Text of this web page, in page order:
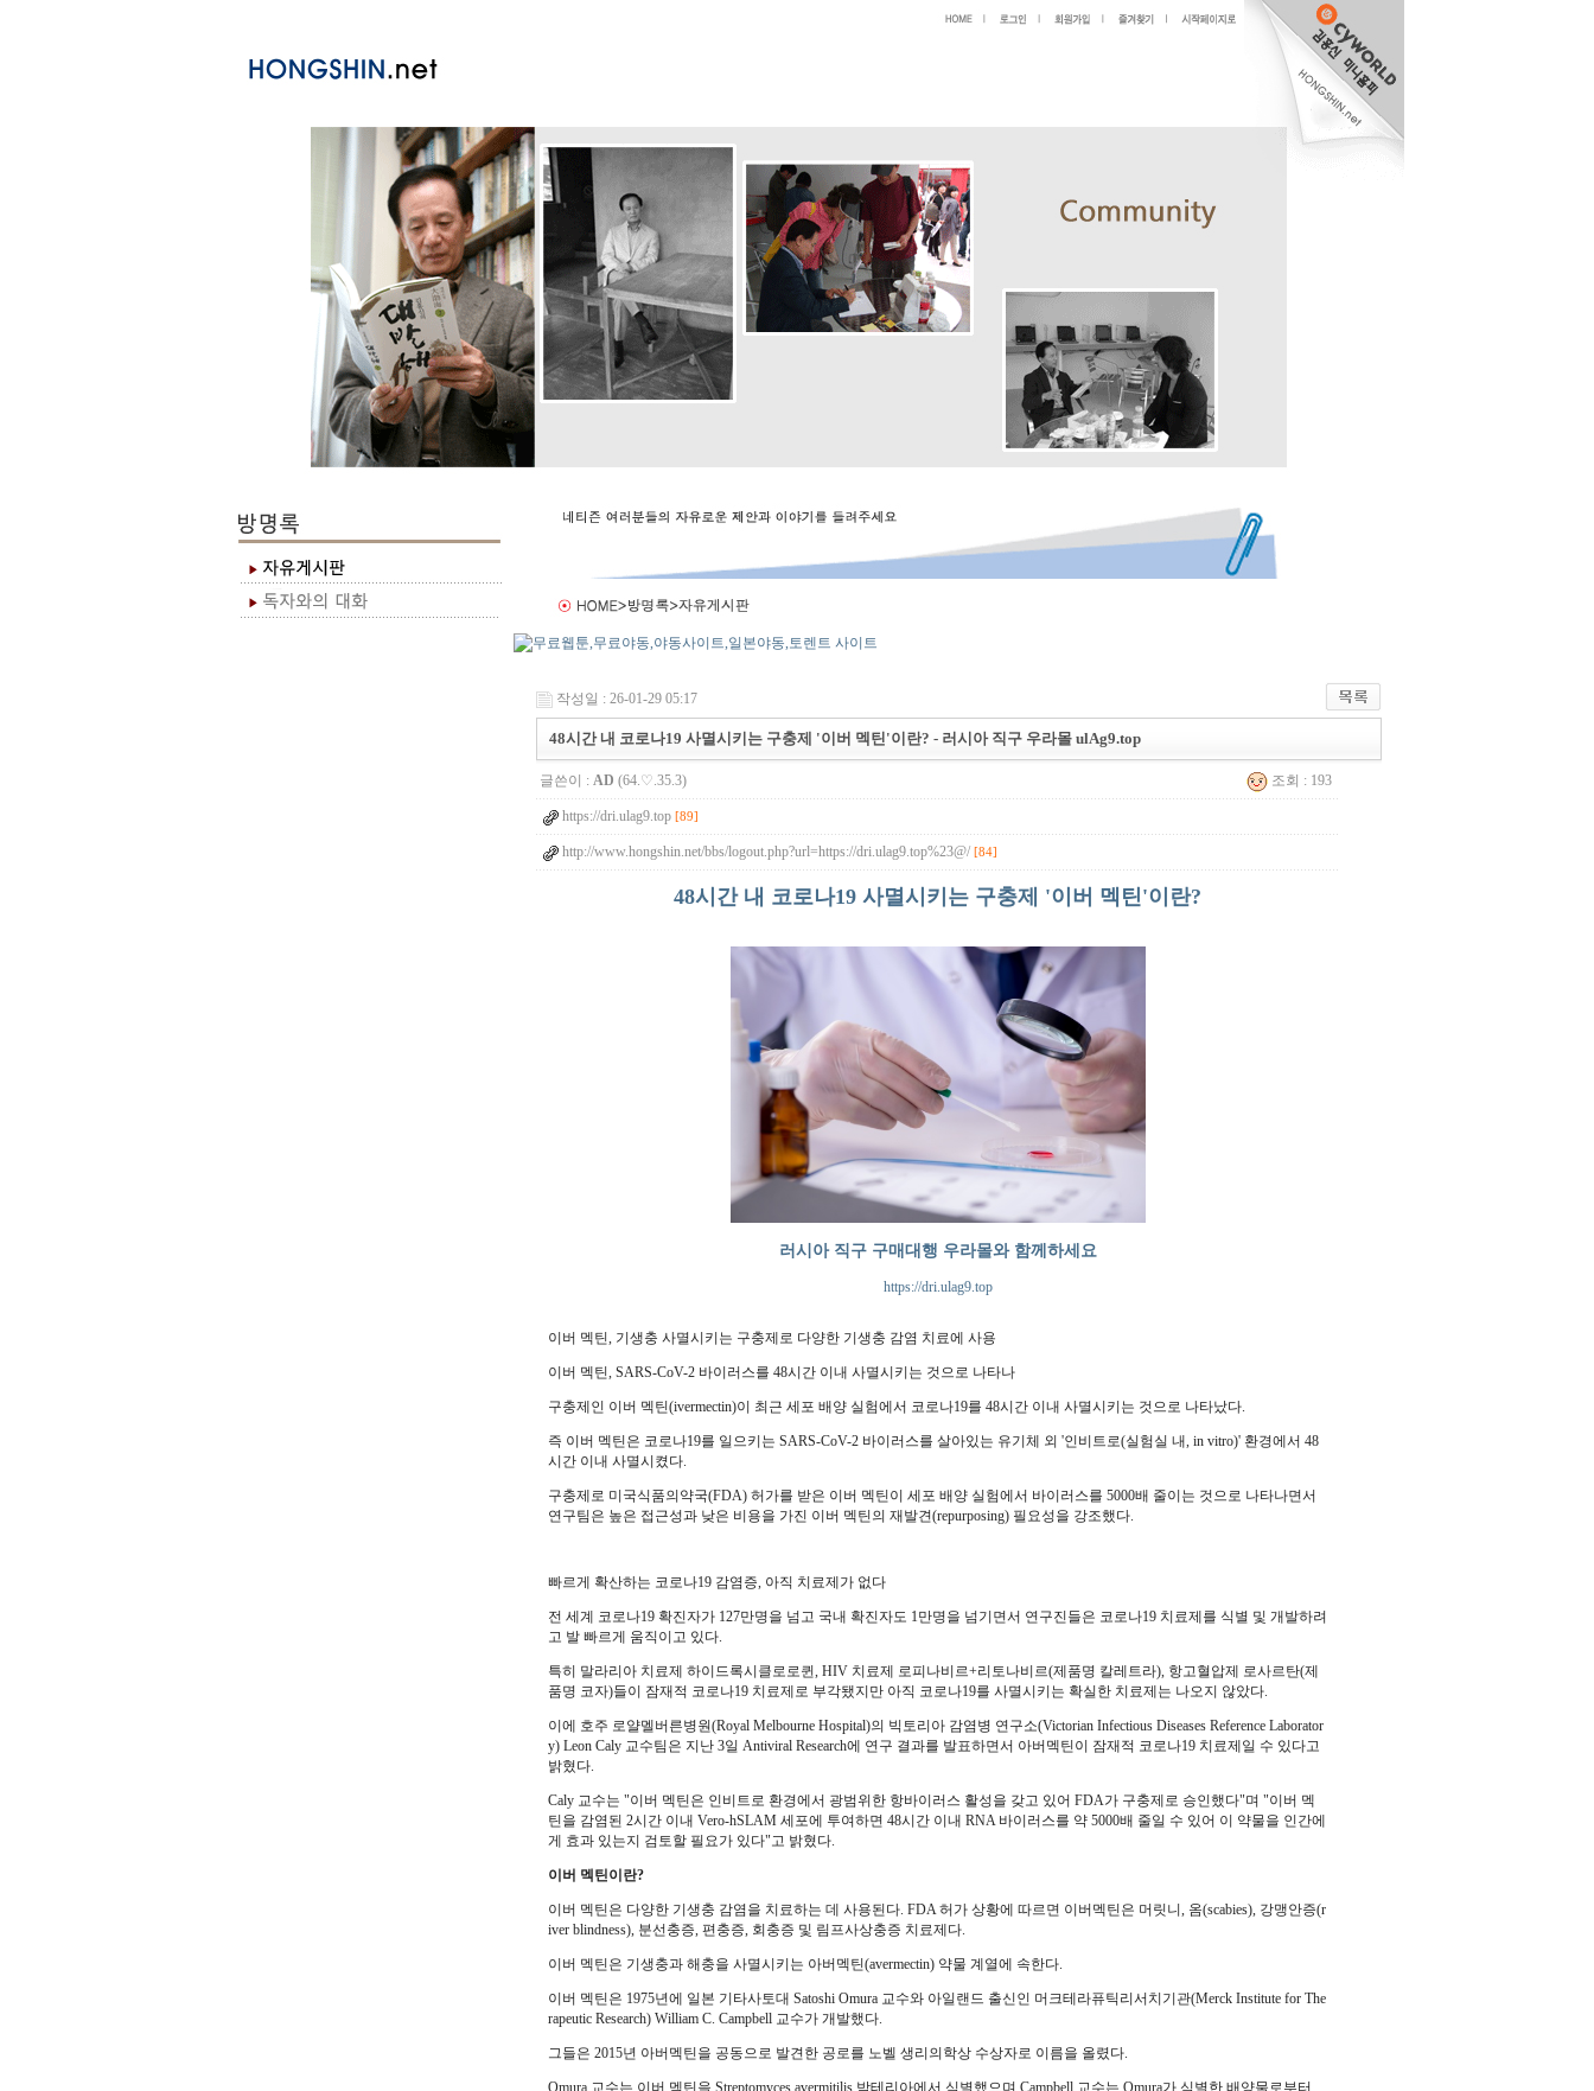
작성일 : 26-01-29 05:17
48시간 내 코로나19 사멸시키는 구충제 '이버 멕틴'이란? - 러시아 직구 우라몰 ulAg9.top
글쓴이 : AD (64.♡.35.3) 조회 : 193
https://dri.ulag9.top [89]
http://www.hongshin.net/bbs/logout.php?url=https://dri.ulag9.top%23@/ [84]
48시간 내 코로나19 사멸시키는 구충제 '이버 멕틴'이란?
러시아 직구 구매대행 우라몰와 함께하세요
https://dri.ulag9.top
이버 멕틴, 기생충 사멸시키는 구충제로 다양한 기생충 감염 치료에 사용
이버 멕틴, SARS-CoV-2 바이러스를 48시간 이내 사멸시키는 것으로 나타나
구충제인 이버 멕틴(ivermectin)이 최근 세포 배양 실험에서 코로나19를 48시간 이내 사멸시키는 것으로 나타났다.
즉 이버 멕틴은 코로나19를 일으키는 SARS-CoV-2 바이러스를 살아있는 유기체 외 '인비트로(실험실 내, in vitro)' 환경에서 48
시간 이내 사멸시켰다.
구충제로 미국식품의약국(FDA) 허가를 받은 이버 멕틴이 세포 배양 실험에서 바이러스를 5000배 줄이는 것으로 나타나면서
연구팀은 높은 접근성과 낮은 비용을 가진 이버 멕틴의 재발견(repurposing) 필요성을 강조했다.
빠르게 확산하는 코로나19 감염증, 아직 치료제가 없다
전 세계 코로나19 확진자가 127만명을 넘고 국내 확진자도 1만명을 넘기면서 연구진들은 코로나19 치료제를 식별 및 개발하려
고 발 빠르게 움직이고 있다.
특히 말라리아 치료제 하이드록시클로로퀸, HIV 치료제 로피나비르+리토나비르(제품명 칼레트라), 항고혈압제 로사르탄(제
품명 코자)들이 잠재적 코로나19 치료제로 부각됐지만 아직 코로나19를 사멸시키는 확실한 치료제는 나오지 않았다.
이에 호주 로얄멜버른병원(Royal Melbourne Hospital)의 빅토리아 감염병 연구소(Victorian Infectious Diseases Reference Laborator
y) Leon Caly 교수팀은 지난 3일 Antiviral Research에 연구 결과를 발표하면서 아버멕틴이 잠재적 코로나19 치료제일 수 있다고
밝혔다.
Caly 교수는 "이버 멕틴은 인비트로 환경에서 광범위한 항바이러스 활성을 갖고 있어 FDA가 구충제로 승인했다"며 "이버 멕
틴을 감염된 2시간 이내 Vero-hSLAM 세포에 투여하면 48시간 이내 RNA 바이러스를 약 5000배 줄일 수 있어 이 약물을 인간에
게 효과 있는지 검토할 필요가 있다"고 밝혔다.
이버 멕틴이란?
이버 멕틴은 다양한 기생충 감염을 치료하는 데 사용된다. FDA 허가 상황에 따르면 이버멕틴은 머릿니, 옴(scabies), 강맹안증(r
iver blindness), 분선충증, 편충증, 회충증 및 림프사상충증 치료제다.
이버 멕틴은 기생충과 해충을 사멸시키는 아버멕틴(avermectin) 약물 계열에 속한다.
이버 멕틴은 1975년에 일본 기타사토대 Satoshi Omura 교수와 아일랜드 출신인 머크테라퓨틱리서치기관(Merck Institute for The
rapeutic Research) William C. Campbell 교수가 개발했다.
그들은 2015년 아버멕틴을 공동으로 발견한 공로를 노벨 생리의학상 수상자로 이름을 올렸다.